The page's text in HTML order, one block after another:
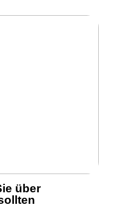
über